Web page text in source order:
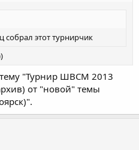
собрал этот турнирчик
"Турнир ШВСМ 2013
от "новой" темы